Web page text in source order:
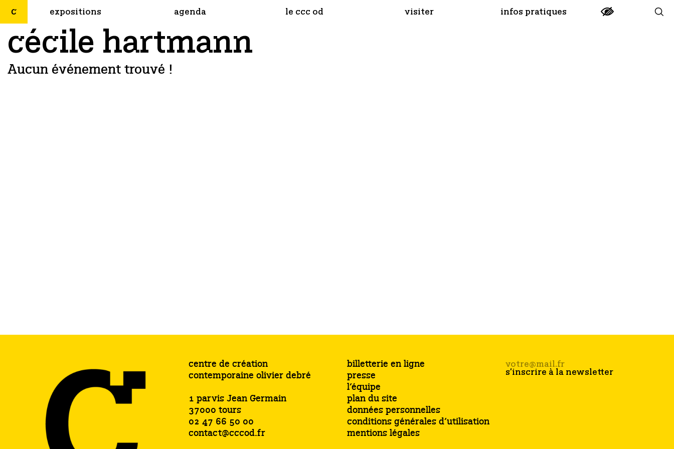
expositions agenda le ccc od visiter infos pratiques
cécile hartmann
Aucun événement trouvé !
centre de création
contemporaine olivier debré
1 parvis Jean Germain
37000 tours
02 47 66 50 00
contact@cccod.fr
billetterie en ligne
presse
l’équipe
plan du site
données personnelles
conditions générales d’utilisation
mentions légales